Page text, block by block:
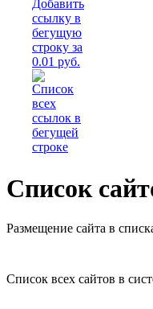
Список
Размещение сайта в
Список всех сайтов в